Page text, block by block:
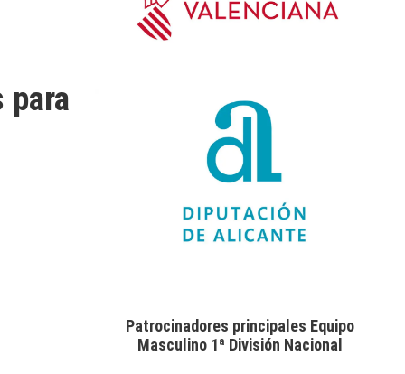
para
Patrocinadores principales Equipo
Masculino 1ª División Nacional